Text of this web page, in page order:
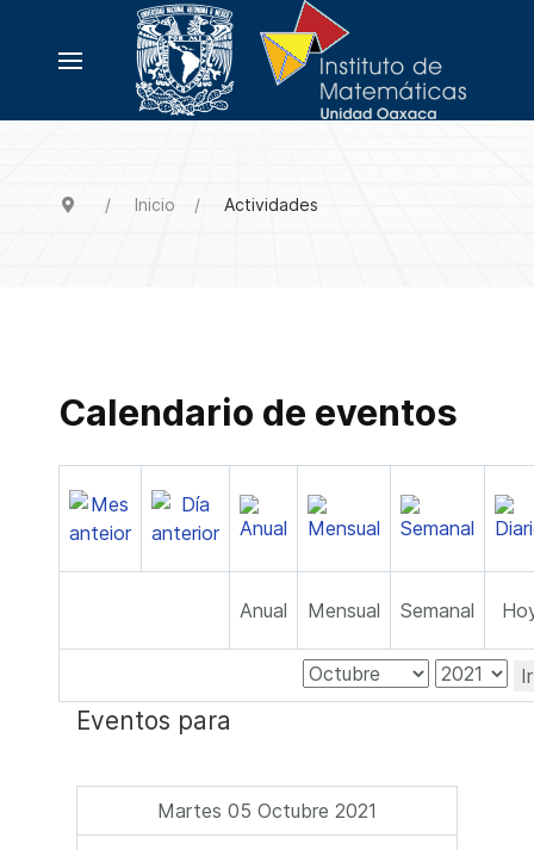
Inicio Actividades
Calendario de eventos
Anual Mensual Semanal
Eventos para
Martes 05 Octubre 2021